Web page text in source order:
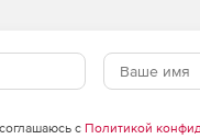
с Политикой